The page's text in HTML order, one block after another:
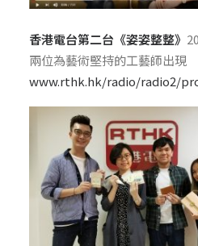
香港電台第二台《姿姿整整》
兩位為藝術堅持的工藝師出現
www.rthk.hk/radio/radio2/